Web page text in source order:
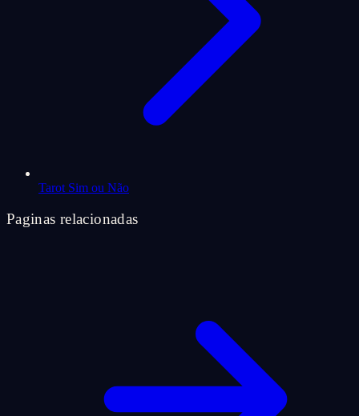
Tarot Sim ou Não
Paginas relacionadas